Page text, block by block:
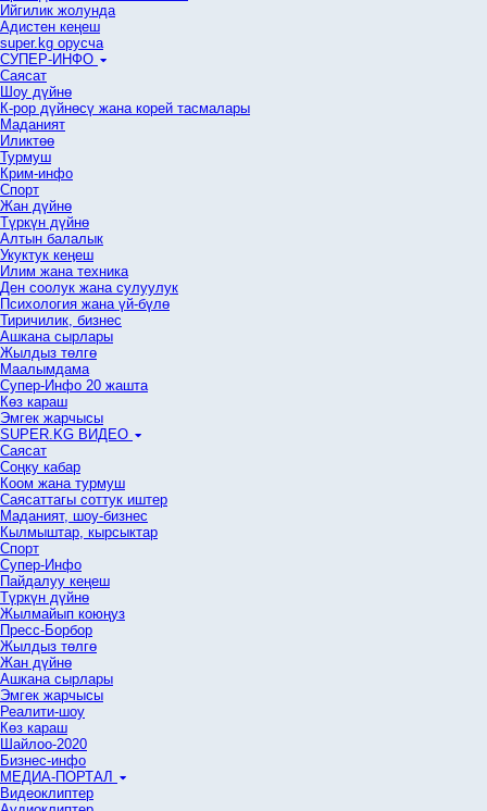
Ийгилик жолунда
Адистен кеңеш
super.kg орусча
СУПЕР-ИНФО
Саясат
Шоу дүйнө
К-рор дүйнөсү жана корей тасмалары
Маданият
Иликтөө
Турмуш
Крим-инфо
Спорт
Жан дүйнө
Түркүн дүйнө
Алтын балалык
Укуктук кеӊеш
Илим жана техника
Ден соолук жана сулуулук
Психология жана үй-бүлө
Тиричилик, бизнес
Ашкана сырлары
Жылдыз төлгө
Маалымдама
Супер-Инфо 20 жашта
Көз караш
Эмгек жарчысы
SUPER.KG ВИДЕО
Саясат
Cоңку кабар
Коом жана турмуш
Саясаттагы соттук иштер
Маданият, шоу-бизнес
Кылмыштар, кырсыктар
Спорт
Супер-Инфо
Пайдалуу кеңеш
Түркүн дүйнө
Жылмайып коюңуз
Пресс-Борбор
Жылдыз төлгө
Жан дүйнө
Ашкана сырлары
Эмгек жарчысы
Реалити-шоу
Көз караш
Шайлоо-2020
Бизнес-инфо
МЕДИА-ПОРТАЛ
Видеоклиптер